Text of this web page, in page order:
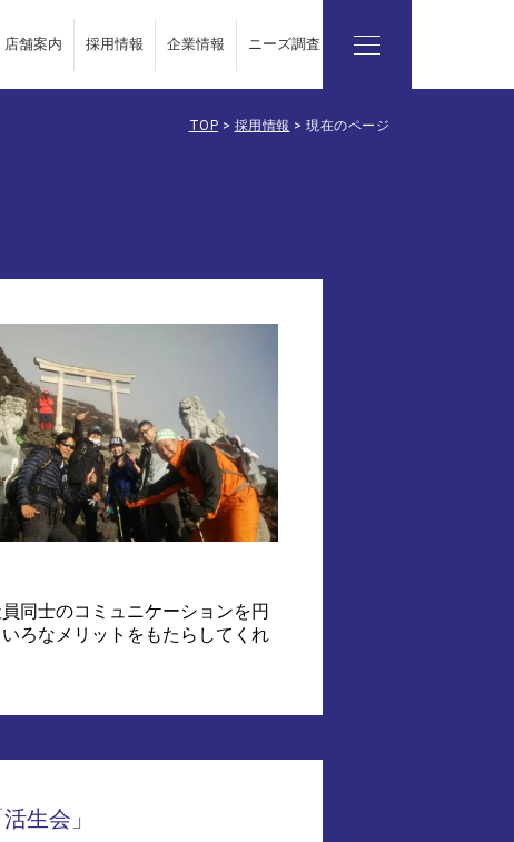
店舗案内 採用情報 企業情報 ニーズ調査レポート
お問い合わせ
TOP > 採用情報 > 現在のページ
同士のコミュニケーションを円
ろなメリットをもたらしてくれ
生会」